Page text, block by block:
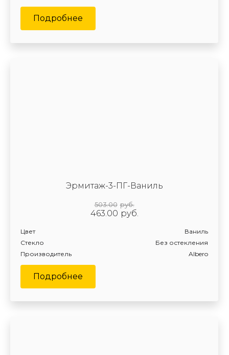
Подробнее
Эрмитаж-3-ПГ-Ваниль
руб.
503.00
руб.
463.00
Цвет Ваниль
Производитель Albero
Стекло Без остекления
Подробнее